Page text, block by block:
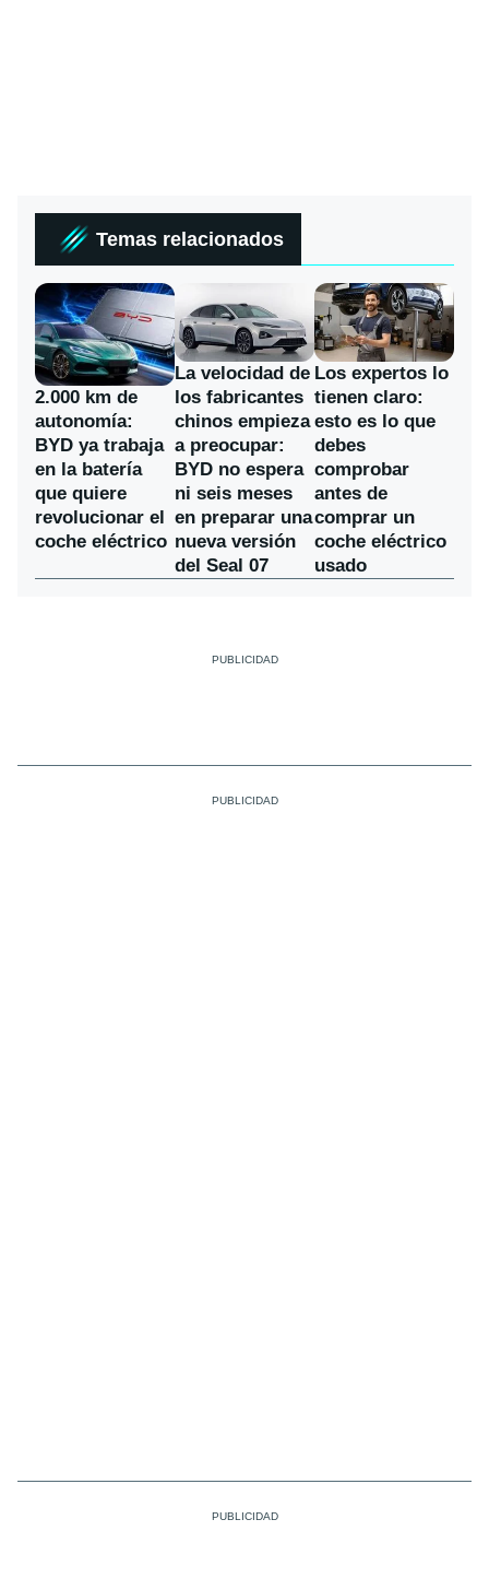
Temas relacionados
2.000 km de
autonomía:
BYD ya trabaja
en la batería
que quiere
revolucionar el
coche eléctrico
La velocidad de
los fabricantes
chinos empieza
a preocupar:
BYD no espera
ni seis meses
en preparar una
nueva versión
del Seal 07
Los expertos lo
tienen claro:
esto es lo que
debes
comprobar
antes de
comprar un
coche eléctrico
usado